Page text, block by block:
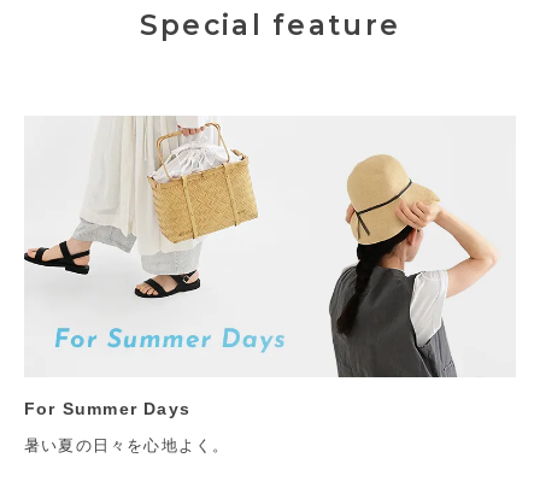
Special feature
For Summer Days
暑い夏の日々を心地よく。